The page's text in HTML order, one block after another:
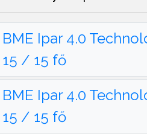
BME Ipar 4.0
15 / 15 fő
BME Ipar 4.0
15 / 15 fő